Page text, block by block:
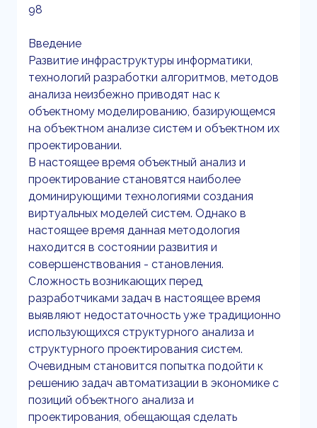
98
Введение
Развитие инфраструктуры информатики,
технологий разработки алгоритмов, методов
анализа неизбежно приводят нас к
объектному моделированию, базирующемся
на объектном анализе систем и объектном их
проектировании.
В настоящее время объектный анализ и
проектирование становятся наиболее
доминирующими технологиями создания
виртуальных моделей систем. Однако в
настоящее время данная методология
находится в состоянии развития и
совершенствования - становления.
Сложность возникающих перед
разработчиками задач в настоящее время
выявляют недостаточность уже традиционно
использующихся структурного анализа и
структурного проектирования систем.
Очевидным становится попытка подойти к
решению задач автоматизации в экономике с
позиций объектного анализа и
проектирования, обещающая сделать